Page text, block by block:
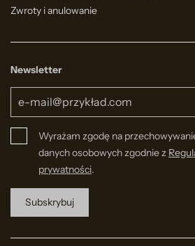
Zwroty i anulowanie
Newsletter
Wyrażam zgodę na
danych osobowych zgodnie z
prywatności.